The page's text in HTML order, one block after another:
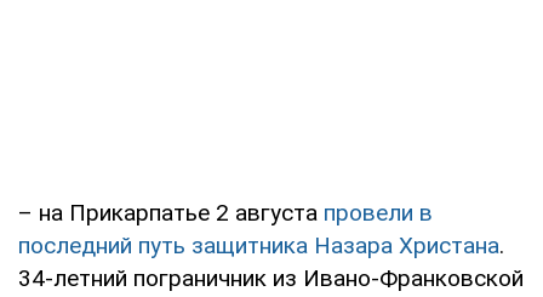
– на Прикарпатье 2 августа провели в
последний путь защитника Назара Христана.
34-летний пограничник из Ивано-Франковской